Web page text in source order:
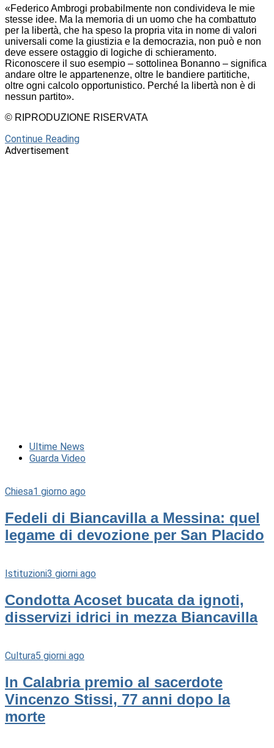
«Federico Ambrogi probabilmente non condivideva le mie
stesse idee. Ma la memoria di un uomo che ha combattuto
per la libertà, che ha speso la propria vita in nome di valori
universali come la giustizia e la democrazia, non può e non
deve essere ostaggio di logiche di schieramento.
Riconoscere il suo esempio – sottolinea Bonanno – significa
andare oltre le appartenenze, oltre le bandiere partitiche,
oltre ogni calcolo opportunistico. Perché la libertà non è di
nessun partito».
© RIPRODUZIONE RISERVATA
Continue Reading
Advertisement
Ultime News
Guarda Video
Chiesa1 giorno ago
Fedeli di Biancavilla a Messina: quel
legame di devozione per San Placido
Istituzioni3 giorni ago
Condotta Acoset bucata da ignoti,
disservizi idrici in mezza Biancavilla
Cultura5 giorni ago
In Calabria premio al sacerdote
Vincenzo Stissi, 77 anni dopo la
morte